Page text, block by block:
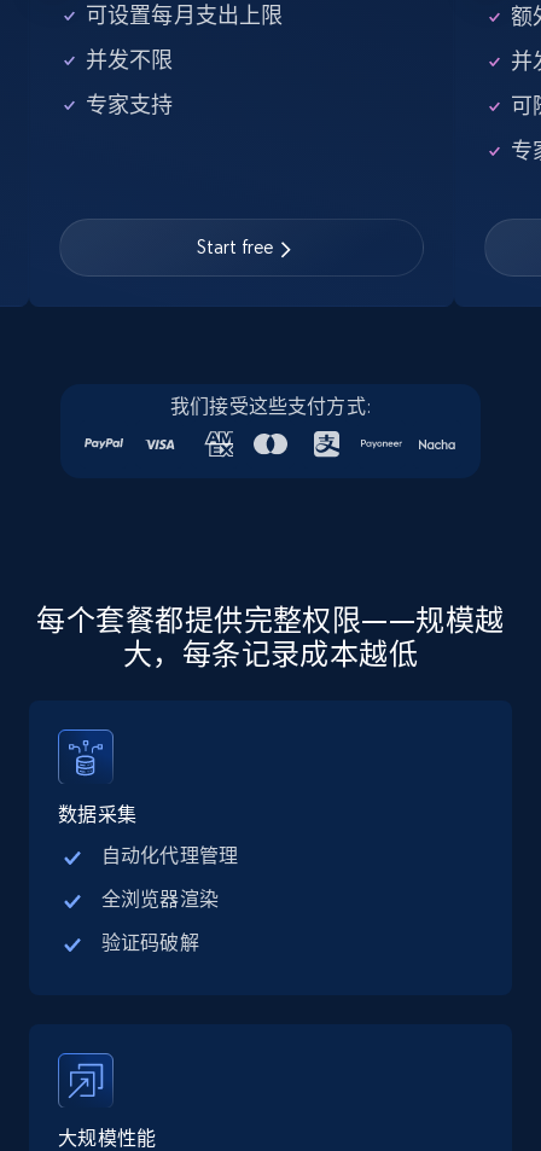
Company id, Job location, Job summary, Job
15.3K+
Linkedin job listings information - Discover
new jobs by keyword
Company id, Job location, Job summary, Job
2.2K+ 注册使用
Company id, Job location, Job summary, Job
seniority level, and more.
Google Maps full information
Place id, URL, Country, Name, Category,
Address, Description, Business details, and
Google Maps full information - discover
records by location search
可设置每月支出上限
并发不限
专家支持
Start free
额
并
可
专
我们接受这些支付方式:
每个套餐都提供完整权限——规模越
大，每条记录成本越低
数据采集
自动化代理管理
全浏览器渲染
验证码破解
大规模性能